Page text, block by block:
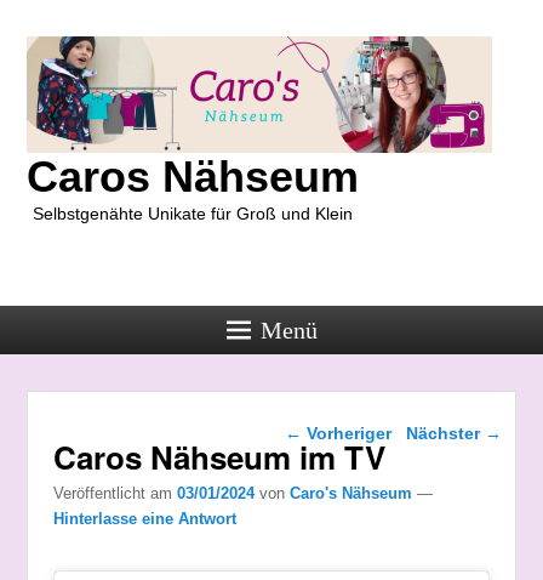
Caros Nähseum
Selbstgenähte Unikate für Groß und Klein
Menü
Beitragsnavigation
← Vorheriger Nächster →
Caros Nähseum im TV
Veröffentlicht am 03/01/2024 von Caro's Nähseum —
Hinterlasse eine Antwort